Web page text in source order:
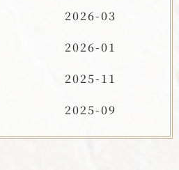
2026-03
2026-01
2025-11
2025-09